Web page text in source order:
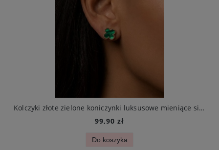
Kolczyki złote zielone koniczynki luksusowe mieniące się stal jubilerska
99,90 zł
Do koszyka